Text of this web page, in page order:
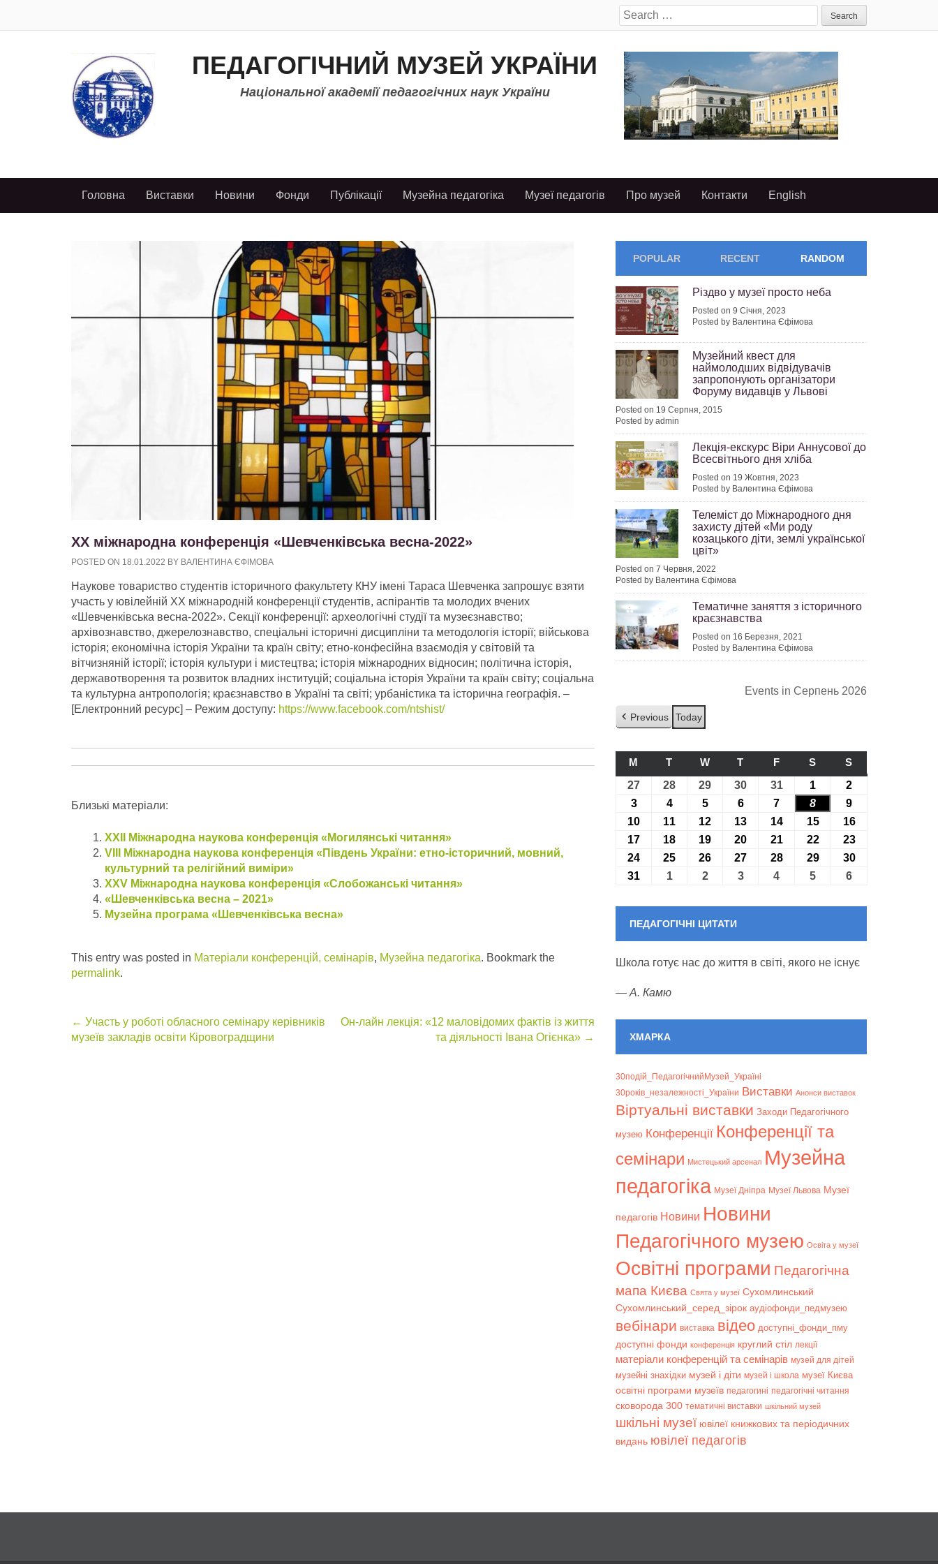
Search
for:
ПЕДАГОГІЧНИЙ МУЗЕЙ УКРАЇНИ
Національної академії педагогічних наук України
Головна Виставки Новини Фонди Публікації Музейна педагогіка Музеї педагогів Про музей Контакти English
ХX міжнародна конференція «Шевченківська весна-2022»
POSTED ON 18.01.2022 BY ВАЛЕНТИНА ЄФІМОВА
Наукове товариство студентів історичного факультету КНУ імені Тараса Шевченка запрошує взяти
участь у ювілейній ХX міжнародній конференції студентів, аспірантів та молодих вчених
«Шевченківська весна-2022». Секції конференції: археологічні студії та музеєзнавство;
архівознавство, джерелознавство, спеціальні історичні дисципліни та методологія історії; військова
історія; економічна історія України та країн світу; етно-конфесійна взаємодія у світовій та
вітчизняній історії; історія культури і мистецтва; історія міжнародних відносин; політична історія,
державотворення та розвиток владних інституцій; соціальна історія України та країн світу; соціальна
та культурна антропологія; краєзнавство в Україні та світі; урбаністика та історична географія. –
[Електронний ресурс] – Режим доступу: https://www.facebook.com/ntshist/
Близькі матеріали:
ХХІІ Міжнародна наукова конференція «Могилянські читання»
VIII Міжнародна наукова конференція «Південь України: етно-історичний, мовний,
культурний та релігійний виміри»
XXV Міжнародна наукова конференція «Слобожанські читання»
«Шевченківська весна – 2021»
Музейна програма «Шевченківська весна»
This entry was posted in Матеріали конференцій, семінарів, Музейна педагогіка. Bookmark the
permalink.
Post
← Участь у роботі обласного семінару керівників
музеїв закладів освіти Кіровоградщини
Он-лайн лекція: «12 маловідомих фактів із життя
та діяльності Івана Огієнка» →
POPULAR RECENT RANDOM
Різдво у музеї просто неба
Posted on 9 Січня, 2023
Posted by Валентина Єфімова
Музейний квест для
наймолодших відвідувачів
запропонують організатори
Форуму видавців у Львові
Posted on 19 Серпня, 2015
Posted by admin
Лекція-екскурс Віри Аннусової до
Всесвітнього дня хліба
Posted on 19 Жовтня, 2023
Posted by Валентина Єфімова
Телеміст до Міжнародного дня
захисту дітей «Ми роду
козацького діти, землі української
цвіт»
Posted on 7 Червня, 2022
Posted by Валентина Єфімова
Тематичне заняття з історичного
краєзнавства
Posted on 16 Березня, 2021
Posted by Валентина Єфімова
Events in Серпень 2026
Previous Today
M ПОНЕДІЛОК
T ВІВТОРОК
WСЕРЕДА
T ЧЕТВЕР
FП’ЯТНИЦЯ
S СУБОТА
S
27 27.07.2026
28 28.07.2026
29 29.07.2026
30 30.07.2026
3131.07.2026
1 01.08.2026
2
303.08.2026
404.08.2026
505.08.2026
606.08.2026
7 07.08.2026
8 08.08.2026
9
10 10.08.2026
11 11.08.2026
12 12.08.2026
13 13.08.2026
1414.08.2026
1515.08.2026
1616.08.2026
17 17.08.2026
18 18.08.2026
19 19.08.2026
20 20.08.2026
2121.08.2026
2222.08.2026
2323.08.2026
24 24.08.2026
25 25.08.2026
26 26.08.2026
27 27.08.2026
2828.08.2026
2929.08.2026
3030.08.2026
31 31.08.2026
101.09.2026
202.09.2026
303.09.2026
4 04.09.2026
5 05.09.2026
6
ПЕДАГОГІЧНІ ЦИТАТИ
Школа готує нас до життя в світі, якого не існує
— А. Камю
ХМАРКА
30подій_ПедагогічнийМузей_Україні
30років_незалежності_України Bиставки Анонси виставок
Віртуальні виставки Заходи Педагогічного
музею Конференції Конференції та
семінари Мистецький арсенал Музейна
педагогіка Музеї Дніпра Музеї Львова Музеї
педагогів Новини Новини
Педагогічного музею Освіта у музеї
Освітні програми Педагогічна
мапа Києва Свята у музеї Сухомлинський
Сухомлинський_серед_зірок аудіофонди_педмузею
вебінари виставка відео доступні_фонди_пму
доступні фонди конференція круглий стіл лекції
матеріали конференцій та семінарів музей для дітей
музейні знахідки музей і діти музей і школа музеї Києва
освітні програми музеїв педагогині педагогічні читання
сковорода 300 тематичні виставки шкільний музей
шкільні музеї ювілеї книжкових та періодичних
видань ювілеї педагогів